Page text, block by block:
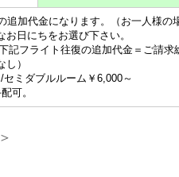
加代金になります。
（お一人様
日にちをお選び下さい。
記フライト往復の追加代金＝ご請求
）
ミダブルルーム￥6,000～
可。